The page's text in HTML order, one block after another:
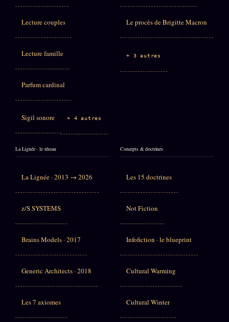
Lecture couples
Lecture famille
Parfum cardinal
Sigil sonore + 4 autres
Le procès de Brigitte Macron
+ 3 autres
La Lignée · le réseau
La Lignée · 2013 → 2026
z/S SYSTEMS
Brains Models · 2017
Generic Architects · 2018
Les 7 axiomes
Concepts & doctrines
Les 15 doctrines
Not Fiction
Infofiction · le blueprint
Cultural Warming
Cultural Winter